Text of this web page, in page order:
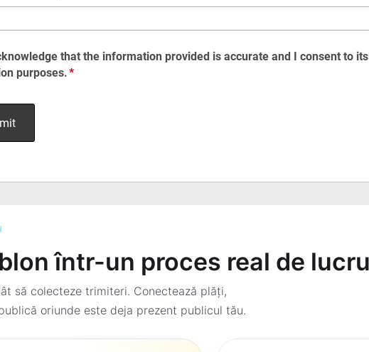
într-un proces real de
să colecteze trimiteri. Conectează plăți,
oriunde este deja prezent publicul tău.